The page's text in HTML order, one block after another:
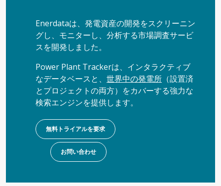
Enerdataは、発電資産の開発をスクリーニン
グし、モニターし、分析する市場調査サービ
スを開発しました。
Power Plant Trackerは、インタラクティブ
なデータベースと、 世界中の発電所 （設置済
とプロジェクトの両方）をカバーする強力な
検索エンジンを提供します。
無料トライアルを要求
お問い合わせ